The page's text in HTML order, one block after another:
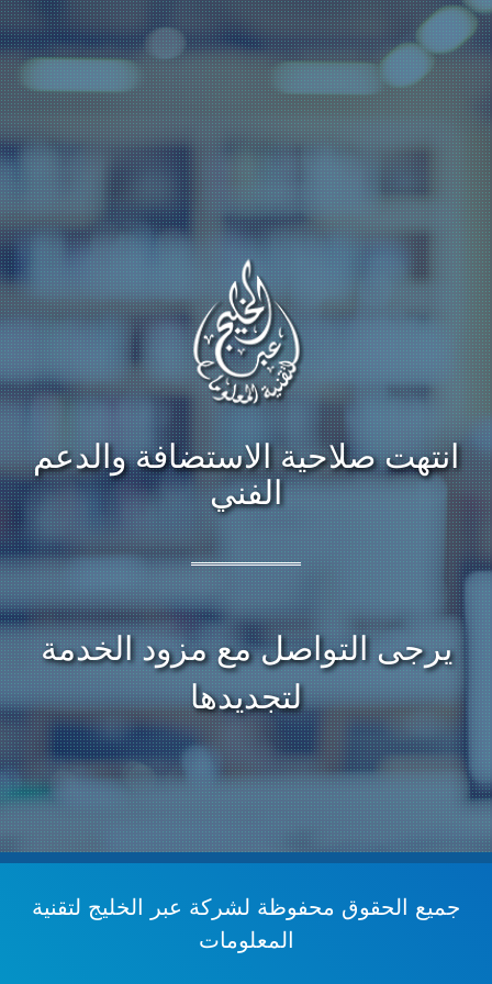
انتهت صلاحية الاستضافة والدعم
الفني
يرجى التواصل مع مزود الخدمة
لتجديدها
جميع الحقوق محفوظة لشركة عبر الخليج لتقنية
المعلومات